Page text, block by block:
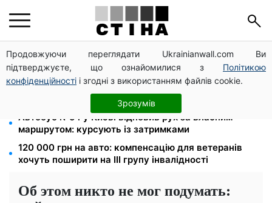
Продовжуючи переглядати Ukrainianwall.com Ви
підтверджуєте, що ознайомилися з Політикою
конфіденційності і згодні з використанням файлів cookie.
Зрозумів
Зарплата 30 000 грн — пенсія 11 500 грн: ПФУ
пояснив формулу розрахунку виплат у 2026 році
До 19 400 грн на дрова: ПФУ приймає заяви на
субсидію для власників пічного опалення
Автобус №54 у Києві відновив рух за власним
маршрутом: курсують із затримками
120 000 грн на авто: компенсацію для ветеранів
хочуть поширити на III групу інвалідності
Об этом никто не мог подумать: